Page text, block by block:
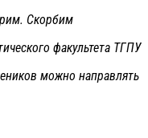
Скорбим
факультета ТГПУ
можно направлять